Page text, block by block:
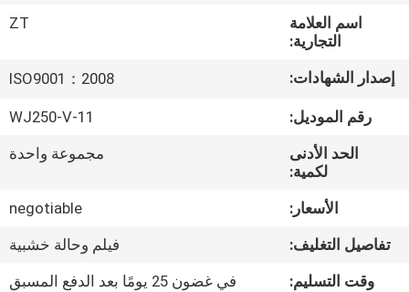
معلومات
جولة
المعمل
الجودة
اسم العلامة
التجارية:
ZT
إصدار الشهادات: ISO9001：2008
رقم الموديل:
WJ250-V-11
الحد الأدنى
لكمية:
مجموعة واحدة
الأسعار:
negotiable
تفاصيل التغليف:
فيلم وحالة خشبية
وقت التسليم:
في غضون 25 يومًا بعد الدفع المسبق